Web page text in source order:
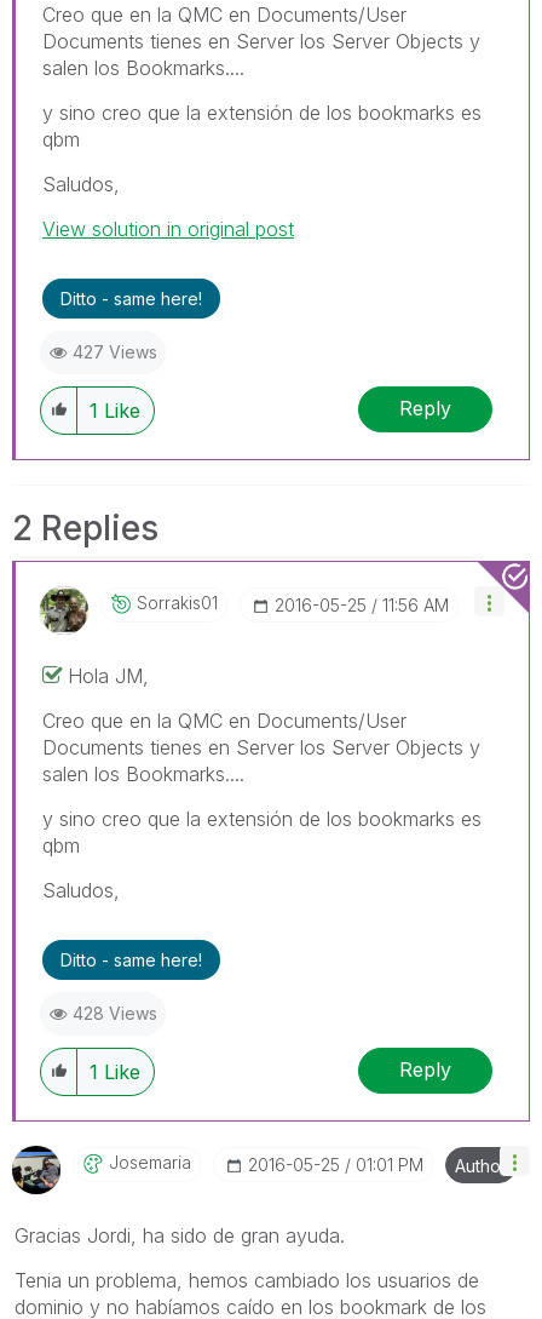
Creo que en la QMC en Documents/User
Documents tienes en Server los Server Objects y
salen los Bookmarks....
y sino creo que la extensión de los bookmarks es
qbm
Saludos,
View solution in original post
Ditto - same here!
427 Views
1 Like Reply
2 Replies
Sorrakis01 ‎2016-05-25 11:56 AM
Hola JM,
Creo que en la QMC en Documents/User
Documents tienes en Server los Server Objects y
salen los Bookmarks....
y sino creo que la extensión de los bookmarks es
qbm
Saludos,
Ditto - same here!
428 Views
1 Like Reply
Josemaria ‎2016-05-25 01:01 PM Author
Gracias Jordi, ha sido de gran ayuda.
Tenia un problema, hemos cambiado los usuarios de
dominio y no habíamos caído en los bookmark de los